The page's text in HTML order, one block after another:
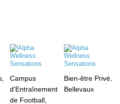
Campus
d'Entraînement
de Football,
Bien-être Privé,
Bellevaux